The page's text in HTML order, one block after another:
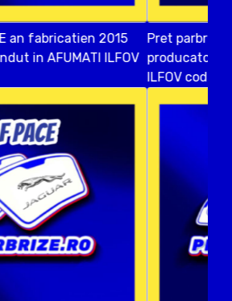
F PACE an fabricatien 2021
vandut in DUMBRAVENI